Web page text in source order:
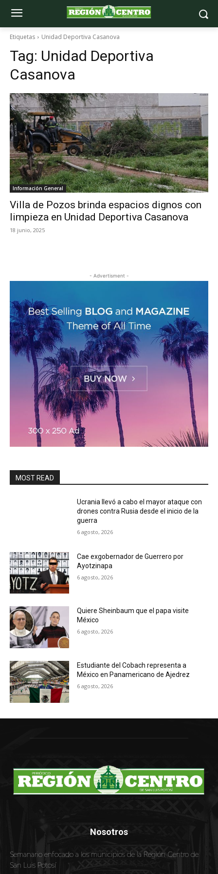
Etiquetas Unidad Deportiva Casanova
Tag: Unidad Deportiva
Casanova
Información General
Villa de Pozos brinda espacios dignos con
limpieza en Unidad Deportiva Casanova
18 junio, 2025
- Advertisment -
MOST READ
Ucrania llevó a cabo el mayor ataque con
drones contra Rusia desde el inicio de la
guerra
6 agosto, 2026
Cae exgobernador de Guerrero por
Ayotzinapa
6 agosto, 2026
Quiere Sheinbaum que el papa visite
México
6 agosto, 2026
Estudiante del Cobach representa a
México en Panamericano de Ajedrez
6 agosto, 2026
Nosotros
Semanario enfocado a los municipios de la Región Centro de
San Luis Potosí